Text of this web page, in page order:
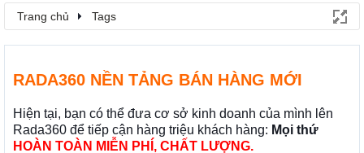
Trang chủ Tags
RADA360 NỀN TẢNG BÁN HÀNG MỚI
Hiện tại, bạn có thể đưa cơ sở kinh doanh của mình lên
Rada360 để tiếp cận hàng triệu khách hàng: Mọi thứ
HOÀN TOÀN MIỄN PHÍ, CHẤT LƯỢNG.